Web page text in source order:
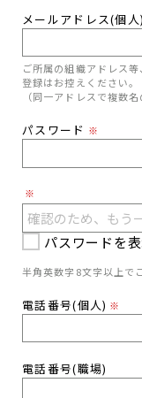
メールアドレス(個人)
ご所属の組織アドレス
登録はお控えください。
（同一アドレスで複数
パスワード ※
※
パスワードを
半角英数字8文字以上で
電話番号(個人) ※
電話番号(職場)